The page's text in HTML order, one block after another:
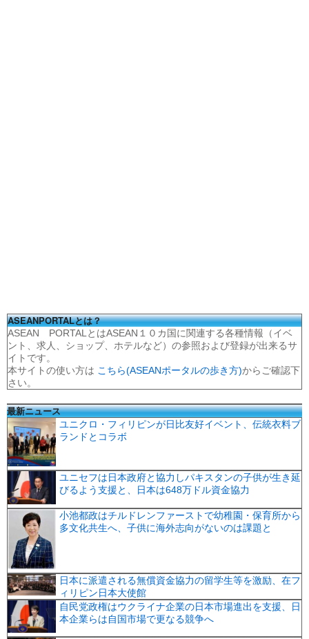
ASEANPORTALとは？
ASEAN PORTALとはASEAN１０カ国に関連する各種情報（イベ
ント、求人、ショップ、ホテルなど）の参照および登録が出来るサ
イトです。
本サイトの使い方は こちら(ASEANポータルの歩き方)からご確認下
さい。
最新ニュース
ユニクロ・フィリピンが日比友好イベント、伝統衣料ブ
ランドとコラボ
ユニセフは日本政府と協力しパキスタンの子供が生き延
びるよう支援と、日本は648万ドル資金協力
小池都政はチルドレンファーストで幼稚園・保育所から
多文化共生へ、子供に海外志向がないのは課題と
日本に派遣される無償資金協力の留学生等を激励、在フ
ィリピン日本大使館
自民党政権はウクライナ企業の日本市場進出を支援、日
本企業らは自国市場で更なる競争へ